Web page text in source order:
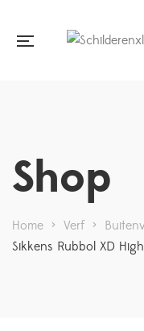
Shop
Home > Verf >
Sikkens Rubbol XD